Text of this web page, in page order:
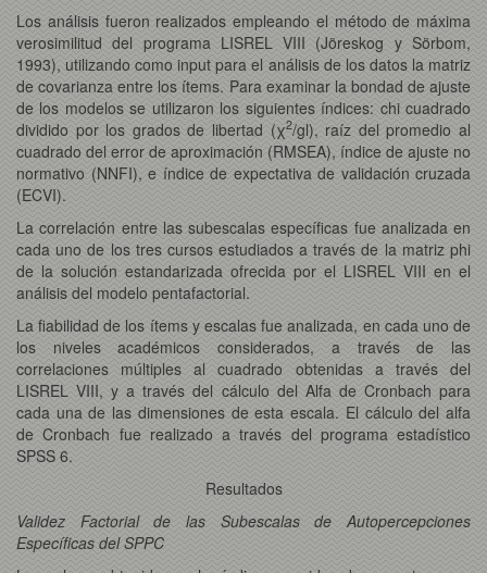
Los análisis fueron realizados empleando el método de máxima
verosimilitud del programa LISREL VIII (Jöreskog y Sörbom,
1993), utilizando como input para el análisis de los datos la matriz
de covarianza entre los ítems. Para examinar la bondad de ajuste
de los modelos se utilizaron los siguientes índices: chi cuadrado
dividido por los grados de libertad (χ2/gl), raíz del promedio al
cuadrado del error de aproximación (RMSEA), índice de ajuste no
normativo (NNFI), e índice de expectativa de validación cruzada
(ECVI).
La correlación entre las subescalas específicas fue analizada en
cada uno de los tres cursos estudiados a través de la matriz phi
de la solución estandarizada ofrecida por el LISREL VIII en el
análisis del modelo pentafactorial.
La fiabilidad de los ítems y escalas fue analizada, en cada uno de
los niveles académicos considerados, a través de las
correlaciones múltiples al cuadrado obtenidas a través del
LISREL VIII, y a través del cálculo del Alfa de Cronbach para
cada una de las dimensiones de esta escala. El cálculo del alfa
de Cronbach fue realizado a través del programa estadístico
SPSS 6.
Resultados
Validez Factorial de las Subescalas de Autopercepciones
Específicas del SPPC